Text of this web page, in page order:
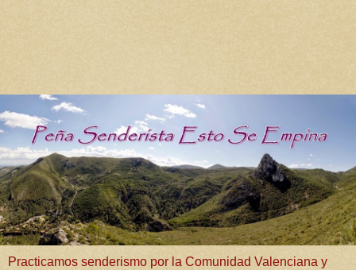
Practicamos senderismo por la Comunidad Valenciana y